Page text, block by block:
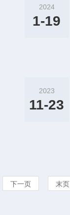
2024
1-19
2023
11-23
下一页 末页